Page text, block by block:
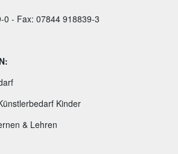
0 - Fax: 07844 918839-3
Kinder
& Lehren